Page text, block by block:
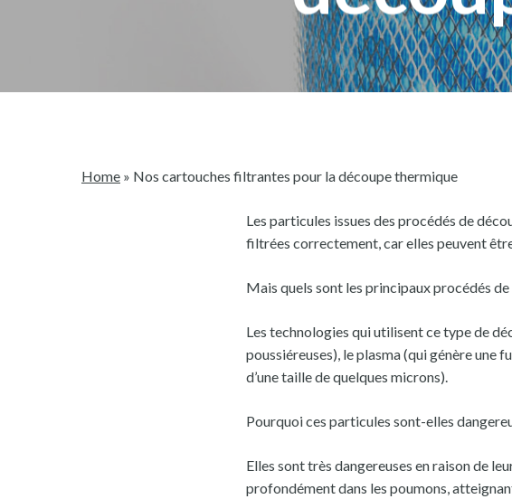
Home » Nos cartouches filtrantes pour la découpe thermique
Les particules issues des procédés de
filtrées correctement, car elles peuvent
Mais quels sont les principaux procédés
Les technologies qui utilisent ce type de
poussiéreuses), le plasma (qui génère une
d’une taille de quelques microns).
Pourquoi ces particules sont-elles
Elles sont très dangereuses en raison de
profondément dans les poumons,